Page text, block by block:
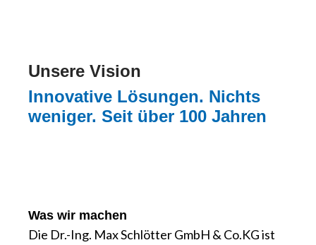
Unsere Vision
Innovative Lösungen. Nichts
weniger. Seit über 100 Jahren
Was wir machen
Die Dr.-Ing. Max Schlötter GmbH & Co.KG ist